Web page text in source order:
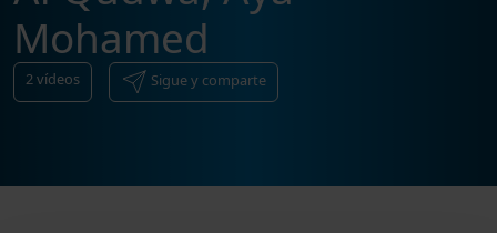
Mohamed
2vídeos Sigue y comparte